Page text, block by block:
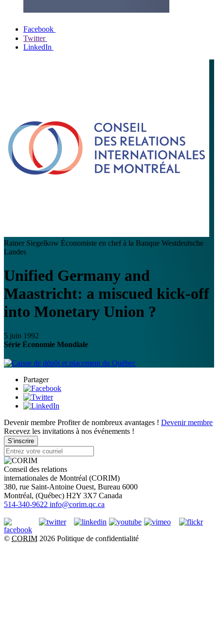
Facebook
Twitter
LinkedIn
Rainer Siegelkow Économiste en chef à la Banque Westdeutsche
Landes
Unified Germany and
Maastricht: a miscued kick-off
into Monetary Union ?
5 juin 1992
Série Économie Mondiale
Partager
Devenir membre Profiter de nombreux avantages ! Devenir membre
Recevez les invitations à nos événements !
S’inscrire
Conseil des relations
internationales de Montréal (CORIM)
380, rue Saint-Antoine Ouest, Bureau 6000
Montréal, (Québec) H2Y 3X7 Canada
514-340-9622 info@corim.qc.ca
© CORIM 2026 Politique de confidentialité